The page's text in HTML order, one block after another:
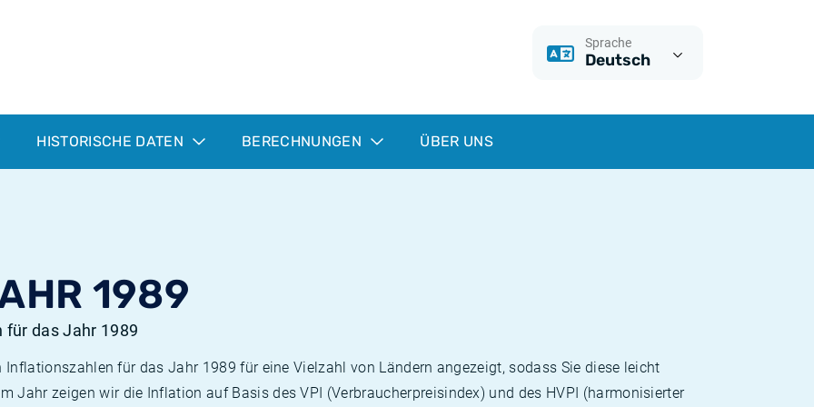
Sprache
Deutsch
HISTORISCHE DATEN BERECHNUNGEN ÜBER UNS
1989
das Jahr 1989
für das Jahr 1989 für eine Vielzahl von Ländern angezeigt, sodass Sie diese leicht
Jahr zeigen wir die Inflation auf Basis des VPI (Verbraucherpreisindex) und des HVPI (harmonisierter